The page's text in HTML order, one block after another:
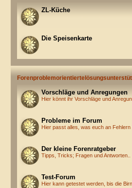
ZL-Küche
Die Speisenkarte
Vorschläge und Anregungen
Hier könnt ihr Vorschläge und
Probleme im Forum
Hier passt alles, was euch an Fehlern
Der kleine Forenratgeber
Tipps, Tricks; Fragen und Antworten..
Test-Forum
Hier kann getestet werden, bis die